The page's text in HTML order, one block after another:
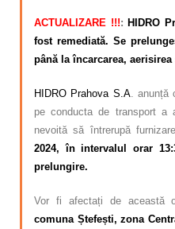
ACTUALIZARE !!!:HIDRO
fost remediată. Se
până la încarcarea,
HIDRO Prahova S.A. anunță
pe conducta de transport a
nevoită să întrerupă
2024, în intervalul orar
prelungire.
Vor fi afectați de această
comuna Ștefești, zona